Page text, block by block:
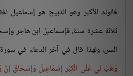
فالولد الأكبر وهو الذبيح هو إسماعيل
ثلاثة عشرة سنة، فإسماعيل ابن هاجر
السن، ولهذا قال في آخر الدعاء في
وَهَبَ لِي عَلَى الْكِبَرِ إِسْمَاعِيلَ وَإِسْحَاقَ إِنَّ